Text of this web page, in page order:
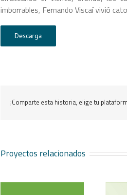
imborrables, Fernando Viscaí vivió
Descarga
¡Comparte esta historia, elige tu
Proyectos relacionados